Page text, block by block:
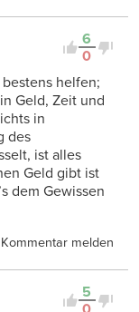
6
0
helfen;
Geld, Zeit und
in
des
ist alles
Geld gibt ist
dem Gewissen
Kommentar melden
5